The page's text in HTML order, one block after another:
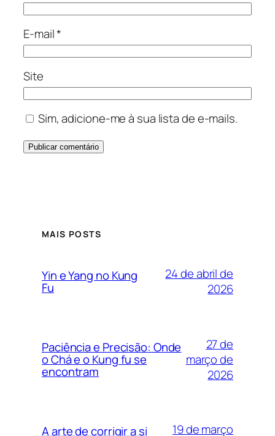
E-mail*
Site
Sim, adicione-me à sua lista de e-mails.
MAIS POSTS
Yin e Yang no Kung
Fu
24 de abril de
2026
Paciência e Precisão: Onde
o Chá e o Kung fu se
encontram
27 de
março de
2026
A arte de corrigir a si
19 de março